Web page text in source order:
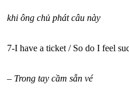
khi ông chủ phát câu này
7-I have a ticket / So do I feel
– Trong tay cầm sẵn vé